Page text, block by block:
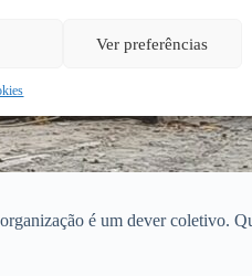
Ver preferências
é um dever coletivo.